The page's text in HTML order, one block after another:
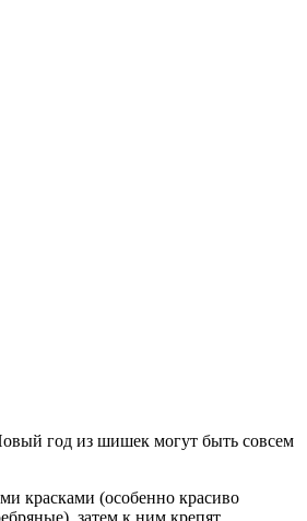
год из шишек могут быть совсем
красками (особенно красиво
затем к ним крепят